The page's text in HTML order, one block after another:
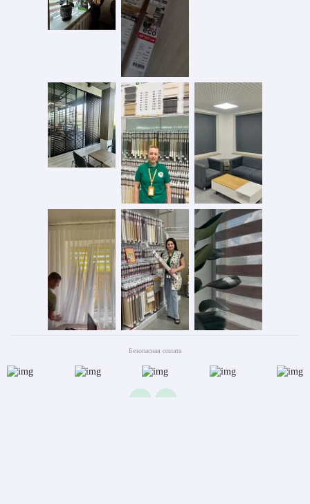
Безопасная оплата